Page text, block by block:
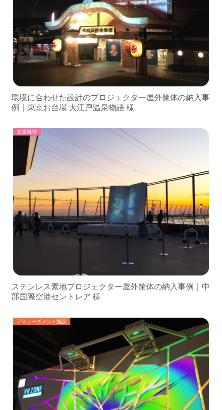
環境に合わせた設計のプロジェクター屋外筐体の納入事
例｜東京お台場 大江戸温泉物語 様
交通機関
ステンレス素地プロジェクター屋外筐体の納入事例｜中
部国際空港セントレア 様
アミューズメント施設